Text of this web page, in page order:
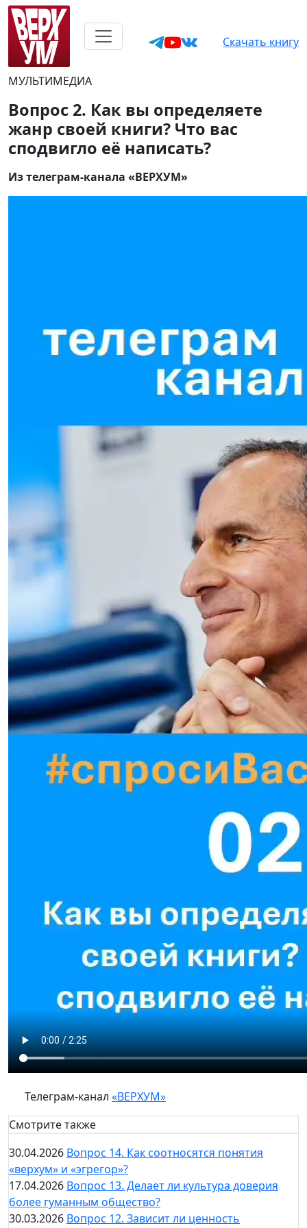
Скачать книгу
МУЛЬТИМЕДИА
Вопрос 2. Как вы определяете
жанр своей книги? Что вас
сподвигло её написать?
Из телеграм-канала «ВЕРХУМ»
Телеграм-канал «ВЕРХУМ»
Смотрите также
30.04.2026 Вопрос 14. Как соотносятся понятия
«верхум» и «эгрегор»?
17.04.2026 Вопрос 13. Делает ли культура доверия
более гуманным общество?
30.03.2026 Вопрос 12. Зависит ли ценность